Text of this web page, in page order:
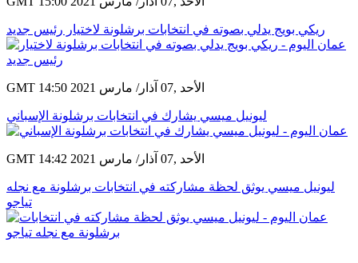
ريكي بويج يدلي بصوته في انتخابات برشلونة لاختيار رئيس جديد
GMT 14:50 2021 الأحد ,07 آذار/ مارس
ليونيل ميسي يشارك في انتخابات برشلونة الإسباني
GMT 14:42 2021 الأحد ,07 آذار/ مارس
ليونيل ميسي يوثق لحظة مشاركته في انتخابات برشلونة مع نجله
تياجو